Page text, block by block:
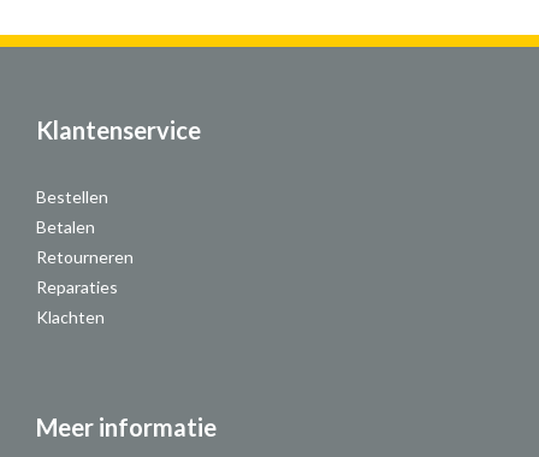
Klantenservice
Bestellen
Betalen
Retourneren
Reparaties
Klachten
Meer informatie